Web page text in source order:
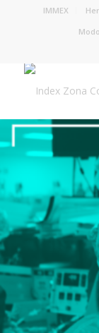
IMMEX